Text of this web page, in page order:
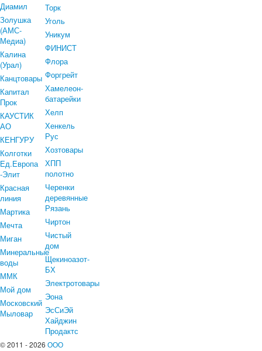
Диамил
Золушка
(АМС-
Медиа)
Калина
(Урал)
Канцтовары
Капитал
Прок
КАУСТИК
АО
КЕНГУРУ
Колготки
Ед.Европа
-Элит
Красная
линия
Мартика
Мечта
Миган
Минеральные
воды
ММК
Мой дом
Московский
Мыловар
Торк
Уголь
Уникум
ФИНИСТ
Флора
Форгрейт
Хамелеон-
батарейки
Хелп
Хенкель
Рус
Хозтовары
ХПП
полотно
Черенки
деревянные
Рязань
Чиртон
Чистый
дом
Щекиноазот-
БХ
Электротовары
Эона
ЭсСиЭй
Хайджин
Продактс
© 2011 - 2026 ООО